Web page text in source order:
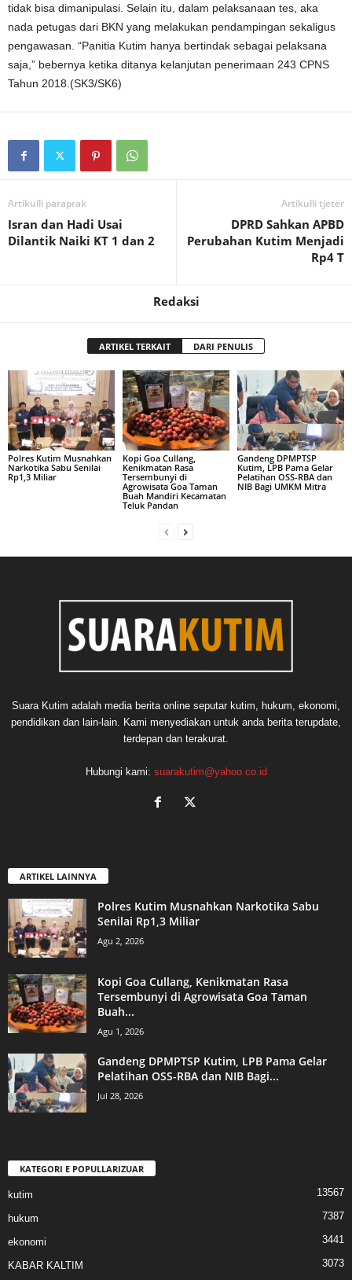
tidak bisa dimanipulasi. Selain itu, dalam pelaksanaan tes, aka
nada petugas dari BKN yang melakukan pendampingan sekaligus
pengawasan. “Panitia Kutim hanya bertindak sebagai pelaksana
saja,” bebernya ketika ditanya kelanjutan penerimaan 243 CPNS
Tahun 2018.(SK3/SK6)
Artikulli paraprak
Isran dan Hadi Usai
Dilantik Naiki KT 1 dan 2
Artikulli tjetër
DPRD Sahkan APBD
Perubahan Kutim Menjadi
Rp4 T
Redaksi
ARTIKEL TERKAIT DARI PENULIS
Polres Kutim Musnahkan
Narkotika Sabu Senilai
Rp1,3 Miliar
Kopi Goa Cullang,
Kenikmatan Rasa
Tersembunyi di
Agrowisata Goa Taman
Buah Mandiri Kecamatan
Teluk Pandan
Gandeng DPMPTSP
Kutim, LPB Pama Gelar
Pelatihan OSS-RBA dan
NIB Bagi UMKM Mitra
Suara Kutim adalah media berita online seputar kutim, hukum, ekonomi,
pendidikan dan lain-lain. Kami menyediakan untuk anda berita terupdate,
terdepan dan terakurat.
Hubungi kami: suarakutim@yahoo.co.id
ARTIKEL LAINNYA
Polres Kutim Musnahkan Narkotika Sabu
Senilai Rp1,3 Miliar
Agu 2, 2026
Kopi Goa Cullang, Kenikmatan Rasa
Tersembunyi di Agrowisata Goa Taman
Buah...
Agu 1, 2026
Gandeng DPMPTSP Kutim, LPB Pama Gelar
Pelatihan OSS-RBA dan NIB Bagi...
Jul 28, 2026
KATEGORI E POPULLARIZUAR
kutim 13567
hukum 7387
ekonomi 3441
KABAR KALTIM 3073